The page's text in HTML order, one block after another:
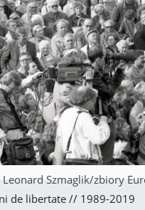
Leonard Szmaglik/zbiory
de libertate // 1989-2019